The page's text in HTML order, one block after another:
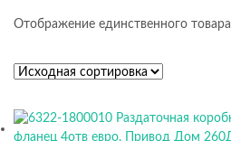
Отображение единственного товара